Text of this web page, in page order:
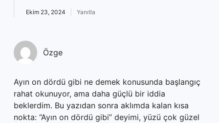
Ekim 23, 2024 Yanıtla
Özge
Ayın on dördü gibi ne demek konusunda başlangıç
rahat okunuyor, ama daha güçlü bir iddia
beklerdim. Bu yazıdan sonra aklımda kalan kısa
nokta: “Ayın on dördü gibi” deyimi, yüzü çok güzel